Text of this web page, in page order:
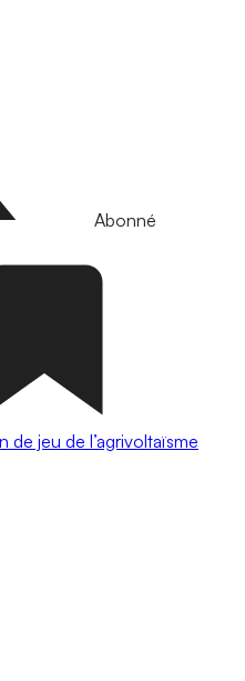
Abonné
de jeu de l’agrivoltaïsme